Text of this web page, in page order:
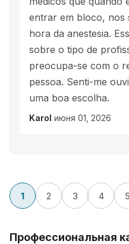
entrar em bloco, nos
hora da anestesia.
sobre o tipo de
preocupa-se com o
pessoa. Senti-me
uma boa escolha.
Karol июня 01, 2026
1 2 3 4 5
Профессиональная